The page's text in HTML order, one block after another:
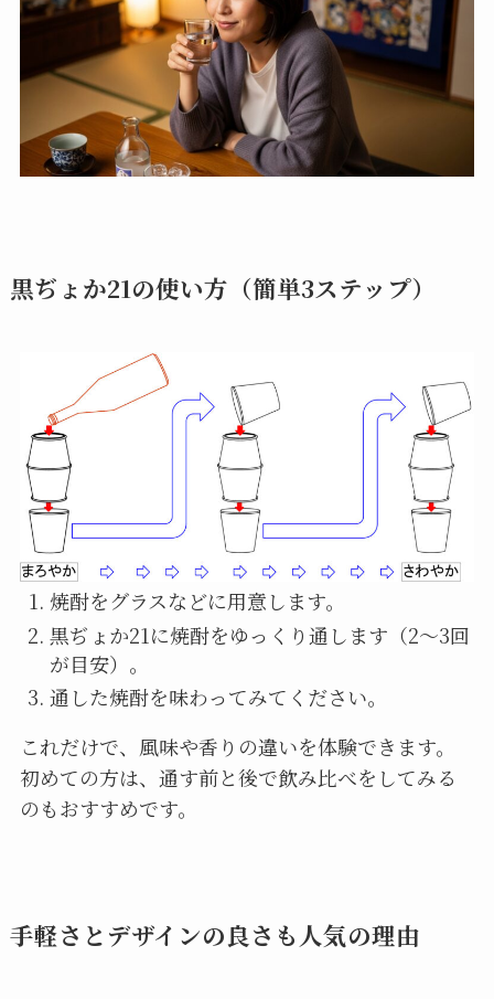
黒ぢょか21の使い方（簡単3ステップ）
焼酎をグラスなどに用意します。
黒ぢょか21に焼酎をゆっくり通します（2〜3回
が目安）。
通した焼酎を味わってみてください。
これだけで、風味や香りの違いを体験できます。
初めての方は、通す前と後で飲み比べをしてみる
のもおすすめです。
手軽さとデザインの良さも人気の理由